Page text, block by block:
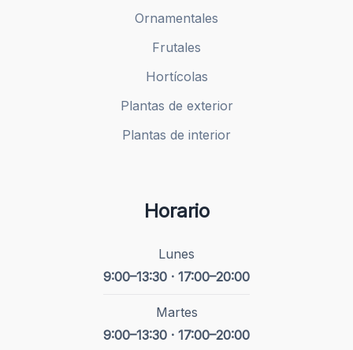
Ornamentales
Frutales
Hortícolas
Plantas de exterior
Plantas de interior
Horario
Lunes
9:00–13:30 · 17:00–20:00
Martes
9:00–13:30 · 17:00–20:00